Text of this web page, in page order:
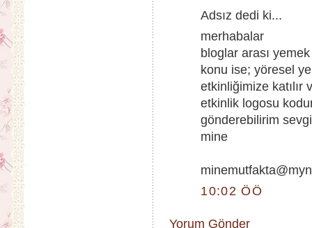
Adsız dedi ki...
merhabalar
bloglar arası
konu ise; yöresel
etkinliğimize
etkinlik logosu
gönderebilirim
mine
10:02 ÖÖ
Yorum Gönder